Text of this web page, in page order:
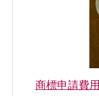
商標申請費用